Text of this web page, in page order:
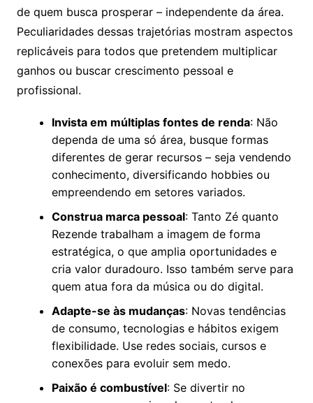
de quem busca prosperar – independente da área.
Peculiaridades dessas trajetórias mostram aspectos
replicáveis para todos que pretendem multiplicar
ganhos ou buscar crescimento pessoal e
profissional.
Invista em múltiplas fontes de renda: Não
dependa de uma só área, busque formas
diferentes de gerar recursos – seja vendendo
conhecimento, diversificando hobbies ou
empreendendo em setores variados.
Construa marca pessoal: Tanto Zé quanto
Rezende trabalham a imagem de forma
estratégica, o que amplia oportunidades e
cria valor duradouro. Isso também serve para
quem atua fora da música ou do digital.
Adapte-se às mudanças: Novas tendências
de consumo, tecnologias e hábitos exigem
flexibilidade. Use redes sociais, cursos e
conexões para evoluir sem medo.
Paixão é combustível: Se divertir no